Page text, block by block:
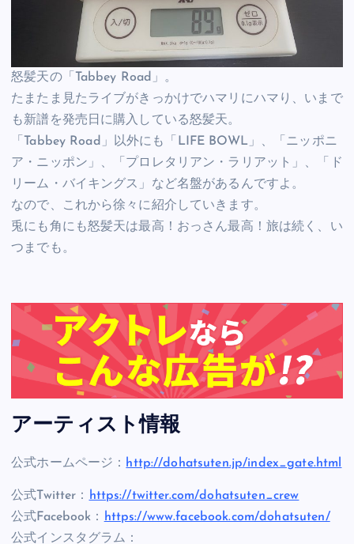
怒髪天の「Tabbey Road」。
たまたま見たライブがきっかけでハマリにハマり、いまで
も新譜を発売日に購入している怒髪天。
「Tabbey Road」以外にも「LIFE BOWL」、「ニッポニ
ア・ニッポン」、「プロレタリアン・ラリアット」、「ド
リーム・バイキングス」など名盤があるんですよ。
なので、これから徐々に紹介していきます。
兎にも角にも怒髪天は最高！おっさん最高！旅は続く、い
つまでも。
アーティスト情報
公式ホームページ： http://dohatsuten.jp/index_gate.html
公式Twitter：
https://twitter.com/dohatsuten_crew
公式Facebook：
https://www.facebook.com/dohatsuten/
公式インスタグラム：